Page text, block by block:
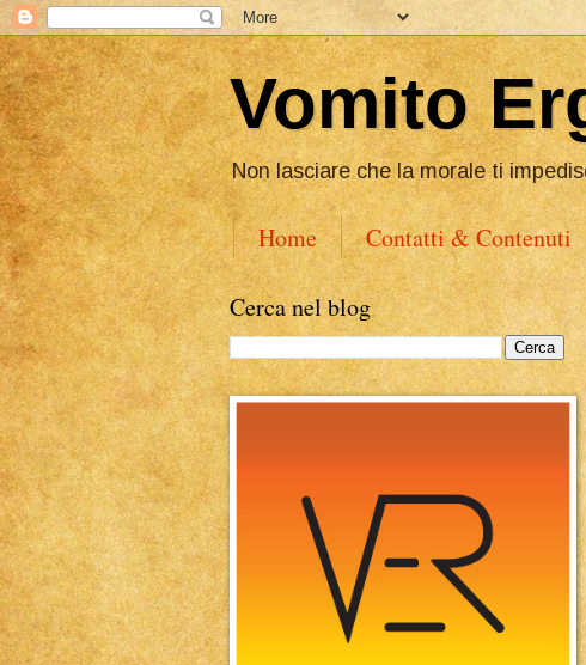
Vomito
Non lasciare che la morale ti
Home Contatti & Contenuti
Cerca nel blog